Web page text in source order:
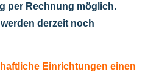
per Rechnung möglich.
derzeit noch
Einrichtungen einen